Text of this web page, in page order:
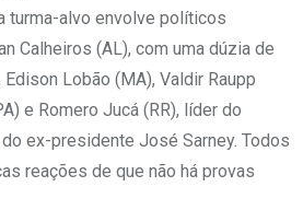
turma-alvo envolve políticos
Calheiros (AL), com uma dúzia de
Lobão (MA), Valdir Raupp
e Romero Jucá (RR), líder do
ex-presidente José Sarney. Todos
reações de que não há provas